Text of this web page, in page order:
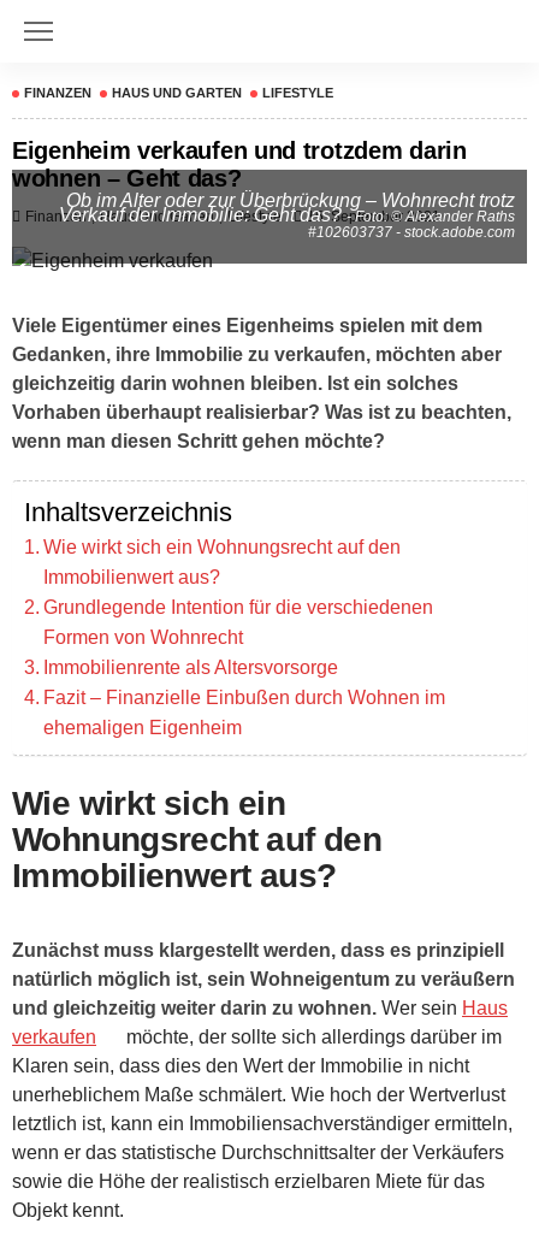
FINANZEN HAUS UND GARTEN LIFESTYLE
Eigenheim verkaufen und trotzdem darin
wohnen – Geht das?
Finanzen Haus Und Garten Lifestyle 15. September 2021
Ob im Alter oder zur Überbrückung – Wohnrecht trotz
Verkauf der Immobilie: Geht das?- Foto: © Alexander Raths
#102603737 - stock.adobe.com
Viele Eigentümer eines Eigenheims spielen mit dem
Gedanken, ihre Immobilie zu verkaufen, möchten aber
gleichzeitig darin wohnen bleiben. Ist ein solches
Vorhaben überhaupt realisierbar? Was ist zu beachten,
wenn man diesen Schritt gehen möchte?
Inhaltsverzeichnis
Wie wirkt sich ein Wohnungsrecht auf den
Immobilienwert aus?
Grundlegende Intention für die verschiedenen
Formen von Wohnrecht
Immobilienrente als Altersvorsorge
Fazit – Finanzielle Einbußen durch Wohnen im
ehemaligen Eigenheim
Wie wirkt sich ein
Wohnungsrecht auf den
Immobilienwert aus?
Zunächst muss klargestellt werden, dass es prinzipiell
natürlich möglich ist, sein Wohneigentum zu veräußern
und gleichzeitig weiter darin zu wohnen. Wer sein Haus
verkaufen
möchte, der sollte sich allerdings darüber im
Klaren sein, dass dies den Wert der Immobilie in nicht
unerheblichem Maße schmälert. Wie hoch der Wertverlust
letztlich ist, kann ein Immobiliensachverständiger ermitteln,
wenn er das statistische Durchschnittsalter der Verkäufers
sowie die Höhe der realistisch erzielbaren Miete für das
Objekt kennt.